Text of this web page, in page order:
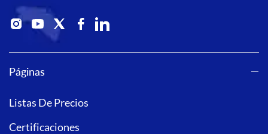
Páginas
Listas De Precios
Certificaciones